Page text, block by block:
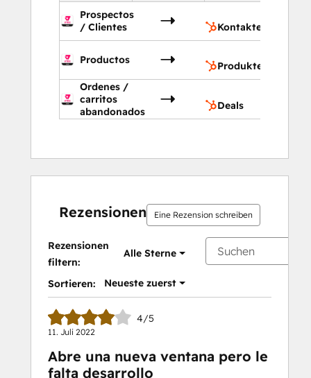
Prospectos
/ Clientes
Kontakte
Productos
Produkte
Ordenes /
carritos
abandonados
Deals
Rezensionen Eine Rezension schreiben
Rezensionen
filtern:
Alle Sterne
Sortieren: Neueste zuerst
4/5
11. Juli 2022
Abre una nueva ventana pero le
falta desarrollo